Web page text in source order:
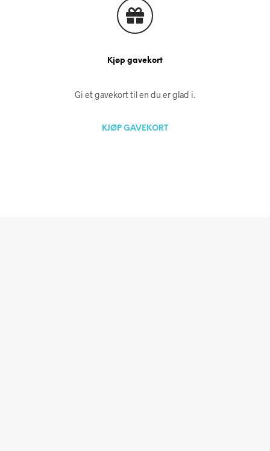
Kjøp gavekort
Gi et gavekort til en du er glad i.
KJØP GAVEKORT